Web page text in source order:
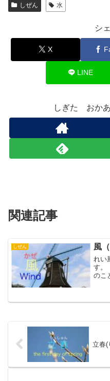
しぜん 水
シ
X
LINE
しぎた おか
関連記事
しぜん 風
れい
す。
のこ
えま
立春(